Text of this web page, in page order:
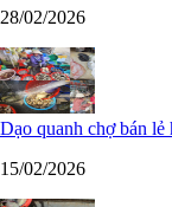
28/02/2026
Dạo quanh chợ bán
15/02/2026